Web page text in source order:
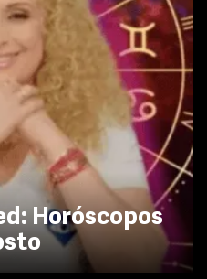
Horóscopos